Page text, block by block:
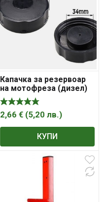
Капачка за резервоар
на мотофреза (дизел)
2,66 € (5,20 лв.)
КУПИ